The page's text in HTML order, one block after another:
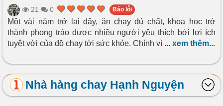
v
g
t
o
n
21 0 Báo lỗi
Một vài năm trở lại đây, ăn chay đủ chất, khoa học trở
thành phong trào được nhiều người yêu thích bởi lợi ích
tuyệt vời của đồ chay tới sức khỏe. Chính vì ... xem thêm...
Nhà hàng chay Hạnh Nguyện